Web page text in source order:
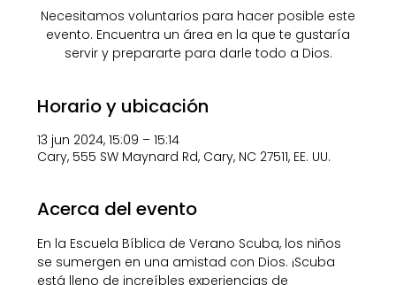
Necesitamos voluntarios para hacer posible este
evento. Encuentra un área en la que te gustaría
servir y prepararte para darle todo a Dios.
Horario y ubicación
13 jun 2024, 15:09 – 15:14
Cary, 555 SW Maynard Rd, Cary, NC 27511, EE. UU.
Acerca del evento
En la Escuela Bíblica de Verano Scuba, los niños
se sumergen en una amistad con Dios. ¡Scuba
está lleno de increíbles experiencias de